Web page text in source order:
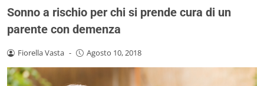
Sonno a rischio per chi si prende cura di un
parente con demenza
Fiorella Vasta - Agosto 10, 2018